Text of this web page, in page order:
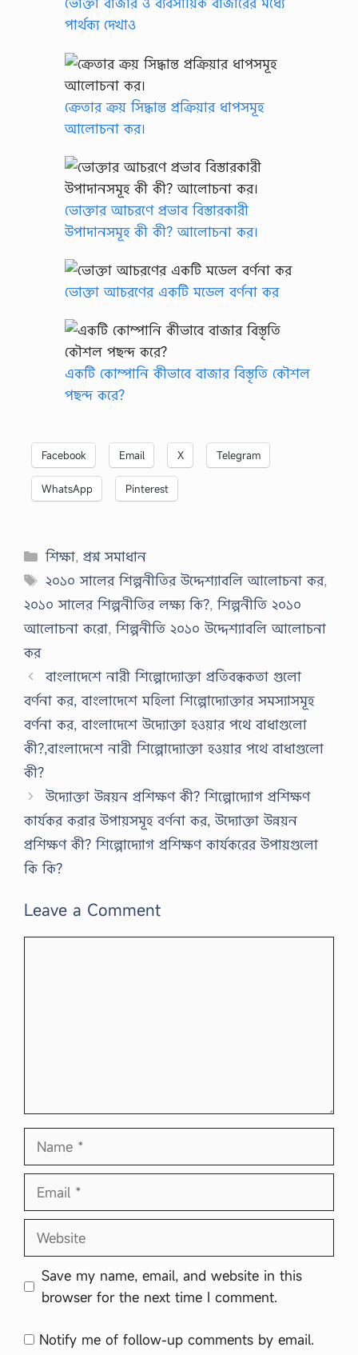
পার্থক্য দেখাও
ক্রেতার ক্রয় সিদ্ধান্ত প্রক্রিয়ার ধাপসমূহ
আলোচনা কর।
ভোক্তার আচরণে প্রভাব বিস্তারকারী
উপাদানসমূহ কী কী? আলোচনা কর।
ভোক্তা আচরণের একটি মডেল বর্ণনা কর
একটি কোম্পানি কীভাবে বাজার বিস্তৃতি কৌশল
পছন্দ করে?
Facebook Email X Telegram
WhatsApp Pinterest
Categories
শিক্ষা,প্রশ্ন সমাধান
Tags
২০১০ সালের শিল্পনীতির উদ্দেশ্যাবলি আলোচনা কর,
২০১০ সালের শিল্পনীতির লক্ষ্য কি?,শিল্পনীতি ২০১০
আলোচনা করো,শিল্পনীতি ২০১০ উদ্দেশ্যাবলি আলোচনা
কর
বাংলাদেশে নারী শিল্পোদ্যোক্তা প্রতিবন্ধকতা গুলো
বর্ণনা কর, বাংলাদেশে মহিলা শিল্পোদ্যোক্তার সমস্যাসমূহ
বর্ণনা কর, বাংলাদেশে উদ্যোক্তা হওয়ার পথে বাধাগুলো
কী?,বাংলাদেশে নারী শিল্পোদ্যোক্তা হওয়ার পথে বাধাগুলো
কী?
উদ্যোক্তা উন্নয়ন প্রশিক্ষণ কী? শিল্পোদ্যোগ প্রশিক্ষণ
কার্যকর করার উপায়সমূহ বর্ণনা কর, উদ্যোক্তা উন্নয়ন
প্রশিক্ষণ কী? শিল্পোদ্যোগ প্রশিক্ষণ কার্যকরের উপায়গুলো
কি কি?
Leave a Comment
Name
Email
Website
Save my name, email, and website in this
browser for the next time I comment.
Notify me of follow-up comments by email.